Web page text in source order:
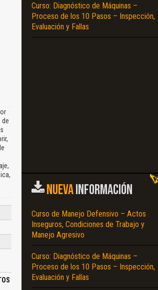
de
– DESARROLLO
Curso: Diagnóstico de Máquinas –
Proceso de los 10 Pasos – Inspección,
Evaluación y Fallas
NUEVAINFORMACIÓN
Curso de Manejo Defensivo – Actos
Inseguros, Condiciones de Trabajo y
Manejo Agresivo
Curso: Diagnóstico de Máquinas –
Proceso de los 10 Pasos – Inspección,
Evaluación y Fallas